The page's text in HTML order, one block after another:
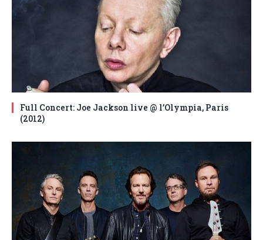
Full Concert: Joe Jackson live @ l’Olympia, Paris
(2012)